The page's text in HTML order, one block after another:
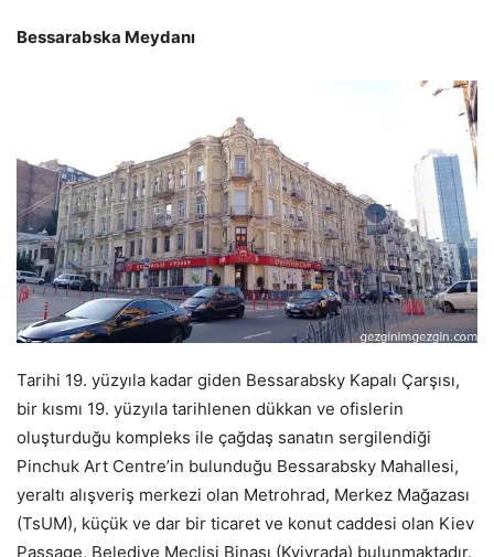
Bessarabska Meydanı
Tarihi 19. yüzyıla kadar giden Bessarabsky Kapalı Çarşısı,
bir kısmı 19. yüzyıla tarihlenen dükkan ve ofislerin
oluşturduğu kompleks ile çağdaş sanatın sergilendiği
Pinchuk Art Centre’in bulunduğu Bessarabsky Mahallesi,
yeraltı alışveriş merkezi olan Metrohrad, Merkez Mağazası
(TsUM), küçük ve dar bir ticaret ve konut caddesi olan Kiev
Passage, Belediye Meclisi Binası (Kyivrada) bulunmaktadır.